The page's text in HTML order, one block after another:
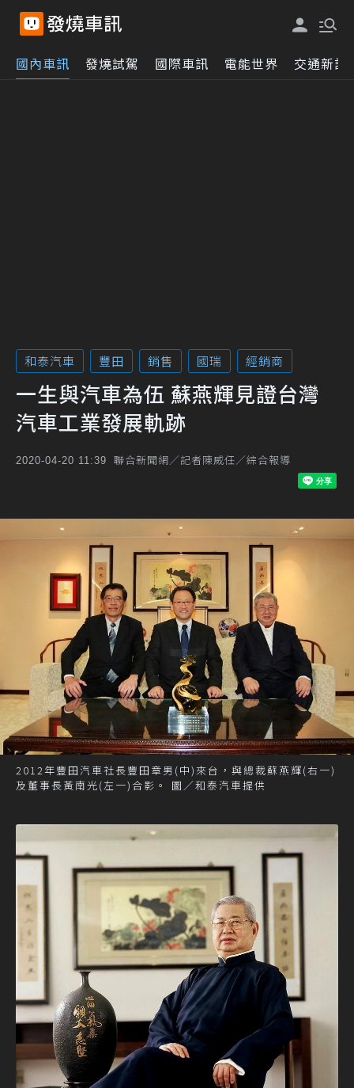
國內車訊 發燒試駕 國際車訊 電能世界 交通新訊
和泰汽車 豐田 銷售 國瑞 經銷商
一生與汽車為伍 蘇燕輝見證台灣
汽車工業發展軌跡
2020-04-20 11:39 聯合新聞網／記者陳威任／綜合報導
2012年豐田汽車社長豐田章男(中)來台，與總裁蘇燕輝(右一)
及董事長黃南光(左一)合影。 圖／和泰汽車提供